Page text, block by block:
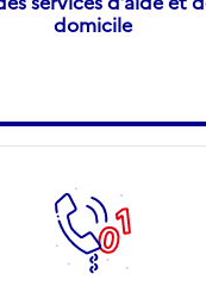
domicile